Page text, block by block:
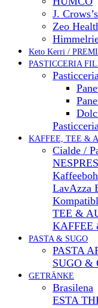
J. Crows’s
Zeo
Keto Kerri /
PASTICCERIA
KAFFEE, TEE &
Cialde /
LavAzza
TEE &
KAFFEE
PASTA & SUGO
PASTA
SUGO &
GETRÄNKE
Brasilena
ESTA